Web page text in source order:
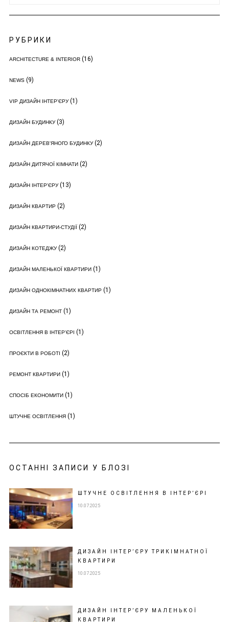
РУБРИКИ
ARCHITECTURE & INTERIOR(16)
NEWS(9)
VIP ДИЗАЙН ІНТЕР'ЄРУ(1)
ДИЗАЙН БУДИНКУ(3)
ДИЗАЙН ДЕРЕВ'ЯНОГО БУДИНКУ(2)
ДИЗАЙН ДИТЯЧОЇ КІМНАТИ(2)
ДИЗАЙН ІНТЕР'ЄРУ(13)
ДИЗАЙН КВАРТИР(2)
ДИЗАЙН КВАРТИРИ-СТУДІЇ(2)
ДИЗАЙН КОТЕДЖУ(2)
ДИЗАЙН МАЛЕНЬКОЇ КВАРТИРИ(1)
ДИЗАЙН ОДНОКІМНАТНИХ КВАРТИР(1)
ДИЗАЙН ТА РЕМОНТ(1)
ОСВІТЛЕННЯ В ІНТЕР'ЄРІ (1)
ПРОЄКТИ В РОБОТІ (2)
РЕМОНТ КВАРТИРИ(1)
СПОСІБ ЕКОНОМИТИ(1)
ШТУЧНЕ ОСВІТЛЕННЯ(1)
ОСТАННІ ЗАПИСИ У БЛОЗІ
ШТУЧНЕ ОСВІТЛЕННЯ В ІНТЕР’ЄРІ
10.07.2025
ДИЗАЙН ІНТЕР’ЄРУ ТРИКІМНАТНОЇ
КВАРТИРИ
10.07.2025
ДИЗАЙН ІНТЕР’ЄРУ МАЛЕНЬКОЇ
КВАРТИРИ